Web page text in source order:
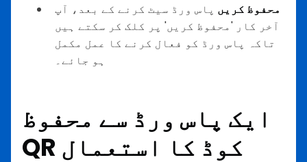
محفوظ کریں پاس ورڈ سیٹ کرنے کے بعد، آپ
آخر کار 'محفوظ کریں' پر کلک کر سکتے ہیں
تاکہ پاس ورڈ کو فعال کرنے کا عمل مکمل
ہو جائے۔
ایک پاس ورڈ سے محفوظ
QR کوڈ کا استعمال